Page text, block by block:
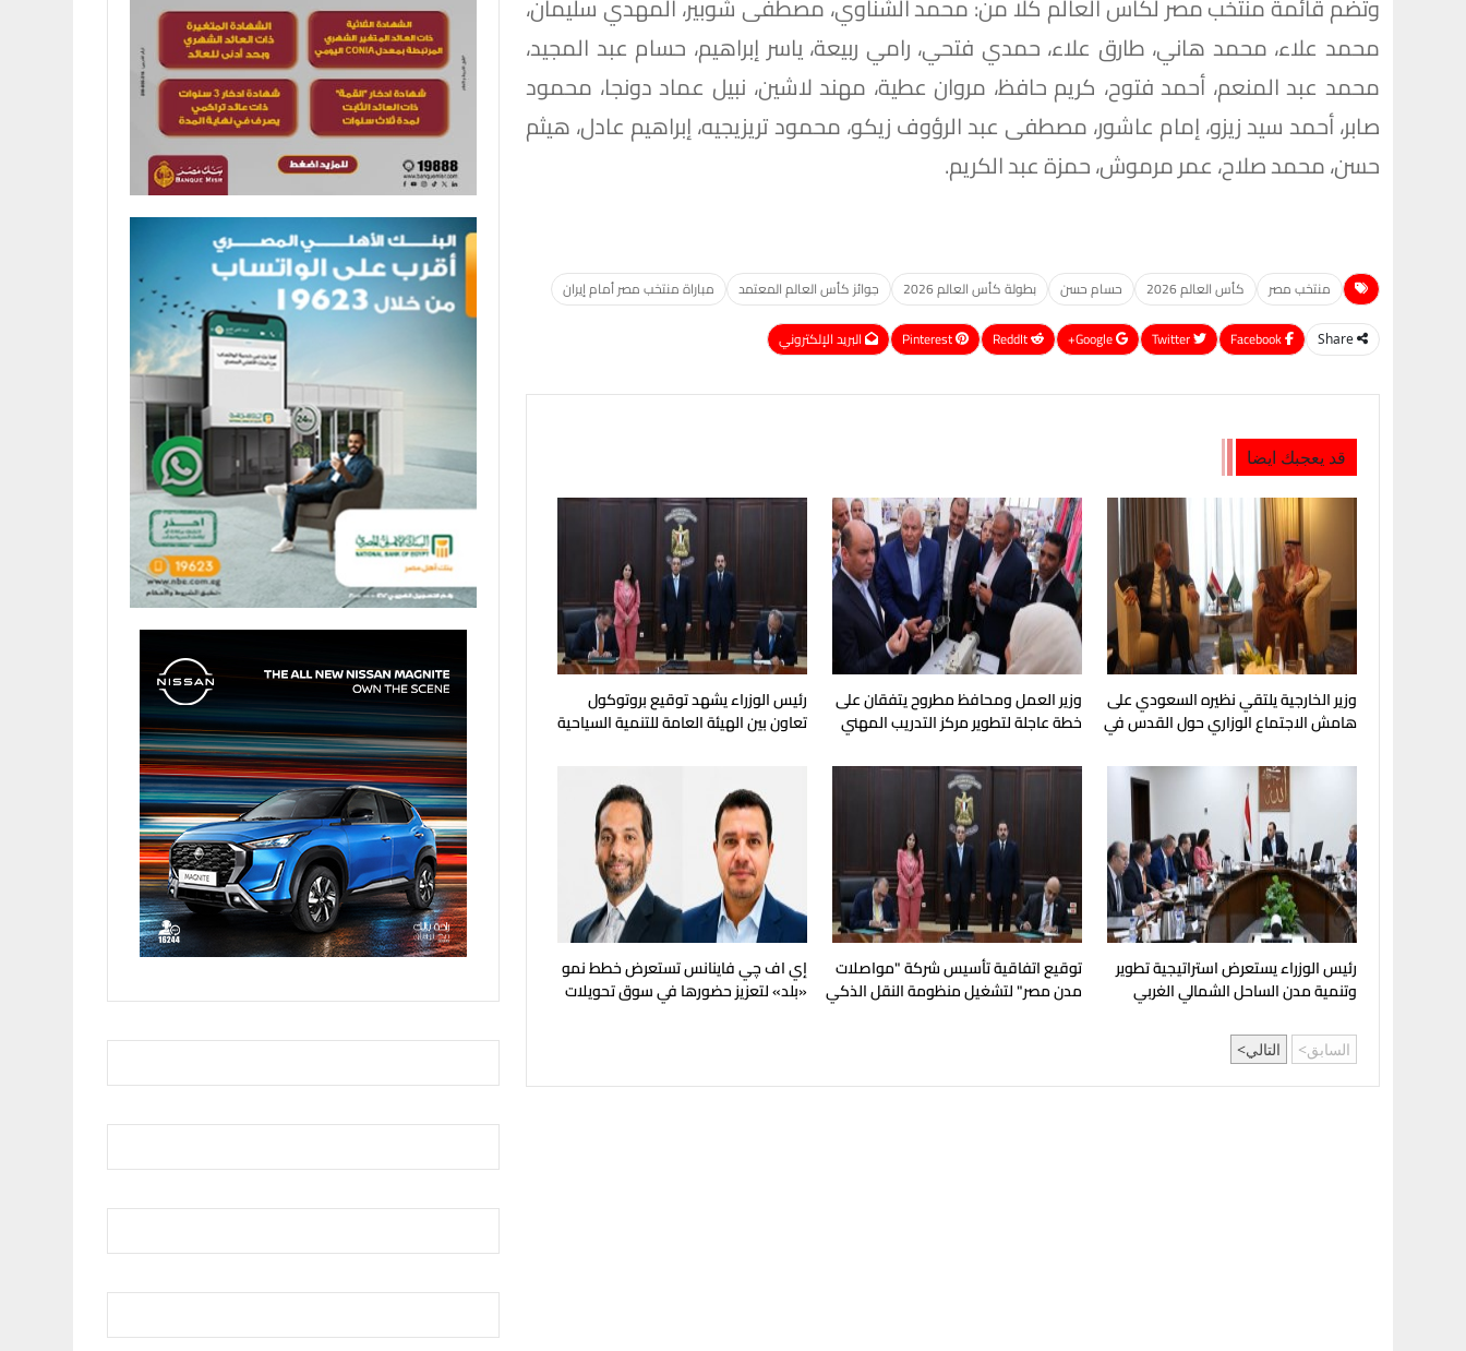
محمد علاء، محمد هاني، طارق علاء، حمدي فتحي، رامي ربيعة، ياسر إبراهيم، حسام عبد المجيد،
محمد عبد المنعم، أحمد فتوح، كريم حافظ، مروان عطية، مهند لاشين، نبيل عماد دونجا، محمود
صابر، أحمد سيد زيزو، إمام عاشور، مصطفى عبد الرؤوف زيكو، محمود تريزيجيه، إبراهيم عادل، هيثم
حسن، محمد صلاح، عمر مرموش، حمزة عبد الكريم.
منتخب مصر كأس العالم 2026 حسام حسن بطولة كأس العالم 2026 جوائز كأس العالم المعتمد مباراة منتخب مصر أمام إيران
Share
Google+
ReddIt
Pinterest البريد الإلكتروني
قد يعجبك ايضا
وزير الخارجية يلتقي نظيره السعودي على
هامش الاجتماع الوزاري حول القدس في
وزير العمل ومحافظ مطروح يتفقان على
خطة عاجلة لتطوير مركز التدريب المهني
رئيس الوزراء يشهد توقيع بروتوكول
تعاون بين الهيئة العامة للتنمية السياحية
رئيس الوزراء يستعرض استراتيجية تطوير
وتنمية مدن الساحل الشمالي الغربي
توقيع اتفاقية تأسيس شركة "مواصلات
مدن مصر" لتشغيل منظومة النقل الذكي
إي اف چي فاينانس تستعرض خطط نمو
«بلد» لتعزيز حضورها في سوق تحويلات
السابق التالي